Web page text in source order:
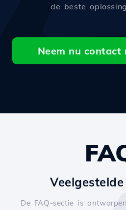
de beste
Neem nu contact
De FAQ-sectie is